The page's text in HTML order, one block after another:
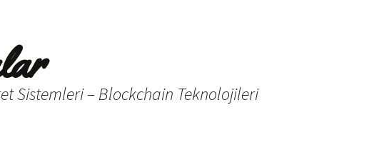
Sistemleri – Blockchain Teknolojileri